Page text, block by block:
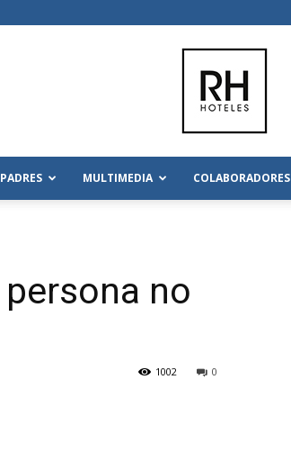
MULTIMEDIA COLABORADORES
no
0
1002